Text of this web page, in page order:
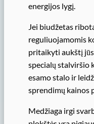
energijos lygį.
Jei biudžetas
reguliuojamomis
pritaikyti aukštį
specialų stalviršio
esamo stalo ir
sprendimų kainos
Medžiaga irgi